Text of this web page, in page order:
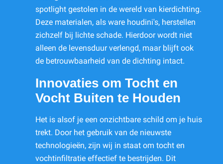
spotlight gestolen in de wereld van kierdichting.
Deze materialen, als ware houdini's, herstellen
zichzelf bij lichte schade. Hierdoor wordt niet
alleen de levensduur verlengd, maar blijft ook
de betrouwbaarheid van de dichting intact.
Innovaties om Tocht en
Vocht Buiten te Houden
Het is alsof je een onzichtbare schild om je huis
trekt. Door het gebruik van de nieuwste
technologieën, zijn wij in staat om tocht en
vochtinfiltratie effectief te bestrijden. Dit